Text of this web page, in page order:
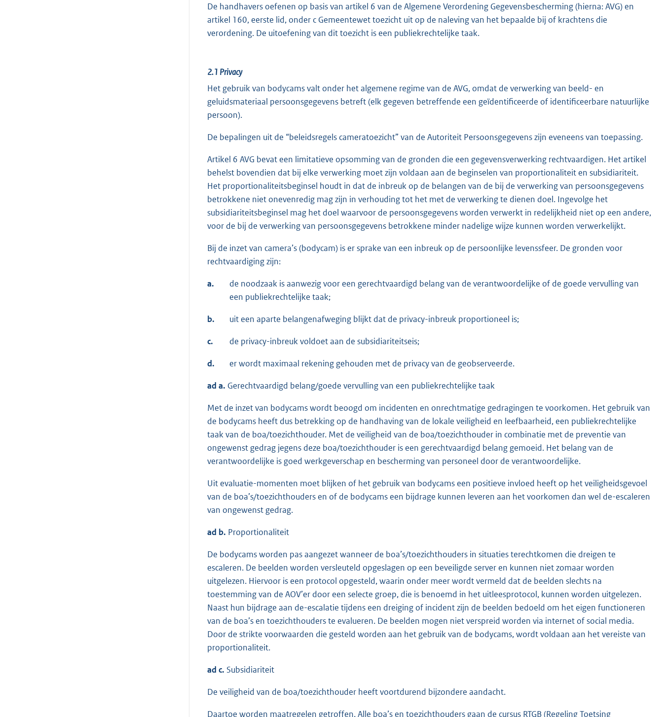
De handhavers oefenen op basis van artikel 6 van de Algemene Verordening Gegevensbescherming (hierna: AVG) en
artikel 160, eerste lid, onder c Gemeentewet toezicht uit op de naleving van het bepaalde bij of krachtens die
verordening. De uitoefening van dit toezicht is een publiekrechtelijke taak.
2.1 Privacy
Het gebruik van bodycams valt onder het algemene regime van de AVG, omdat de verwerking van beeld- en
geluidsmateriaal persoonsgegevens betreft (elk gegeven betreffende een geïdentificeerde of identificeerbare natuurlijke
persoon).
De bepalingen uit de “beleidsregels cameratoezicht” van de Autoriteit Persoonsgegevens zijn eveneens van toepassing.
Artikel 6 AVG bevat een limitatieve opsomming van de gronden die een gegevensverwerking rechtvaardigen. Het artikel
behelst bovendien dat bij elke verwerking moet zijn voldaan aan de beginselen van proportionaliteit en subsidiariteit.
Het proportionaliteitsbeginsel houdt in dat de inbreuk op de belangen van de bij de verwerking van persoonsgegevens
betrokkene niet onevenredig mag zijn in verhouding tot het met de verwerking te dienen doel. Ingevolge het
subsidiariteitsbeginsel mag het doel waarvoor de persoonsgegevens worden verwerkt in redelijkheid niet op een andere,
voor de bij de verwerking van persoonsgegevens betrokkene minder nadelige wijze kunnen worden verwerkelijkt.
Bij de inzet van camera’s (bodycam) is er sprake van een inbreuk op de persoonlijke levenssfeer. De gronden voor
rechtvaardiging zijn:
a.
de noodzaak is aanwezig voor een gerechtvaardigd belang van de verantwoordelijke of de goede vervulling van
een publiekrechtelijke taak;
b. uit een aparte belangenafweging blijkt dat de privacy-inbreuk proportioneel is;
c. de privacy-inbreuk voldoet aan de subsidiariteitseis;
d. er wordt maximaal rekening gehouden met de privacy van de geobserveerde.
ad a. Gerechtvaardigd belang/goede vervulling van een publiekrechtelijke taak
Met de inzet van bodycams wordt beoogd om incidenten en onrechtmatige gedragingen te voorkomen. Het gebruik van
de bodycams heeft dus betrekking op de handhaving van de lokale veiligheid en leefbaarheid, een publiekrechtelijke
taak van de boa/toezichthouder. Met de veiligheid van de boa/toezichthouder in combinatie met de preventie van
ongewenst gedrag jegens deze boa/toezichthouder is een gerechtvaardigd belang gemoeid. Het belang van de
verantwoordelijke is goed werkgeverschap en bescherming van personeel door de verantwoordelijke.
Uit evaluatie-momenten moet blijken of het gebruik van bodycams een positieve invloed heeft op het veiligheidsgevoel
van de boa’s/toezichthouders en of de bodycams een bijdrage kunnen leveren aan het voorkomen dan wel de-escaleren
van ongewenst gedrag.
ad b. Proportionaliteit
De bodycams worden pas aangezet wanneer de boa’s/toezichthouders in situaties terechtkomen die dreigen te
escaleren. De beelden worden versleuteld opgeslagen op een beveiligde server en kunnen niet zomaar worden
uitgelezen. Hiervoor is een protocol opgesteld, waarin onder meer wordt vermeld dat de beelden slechts na
toestemming van de AOV’er door een selecte groep, die is benoemd in het uitleesprotocol, kunnen worden uitgelezen.
Naast hun bijdrage aan de-escalatie tijdens een dreiging of incident zijn de beelden bedoeld om het eigen functioneren
van de boa’s en toezichthouders te evalueren. De beelden mogen niet verspreid worden via internet of social media.
Door de strikte voorwaarden die gesteld worden aan het gebruik van de bodycams, wordt voldaan aan het vereiste van
proportionaliteit.
ad c. Subsidiariteit
De veiligheid van de boa/toezichthouder heeft voortdurend bijzondere aandacht.
Daartoe worden maatregelen getroffen. Alle boa’s en toezichthouders gaan de cursus RTGB (Regeling Toetsing